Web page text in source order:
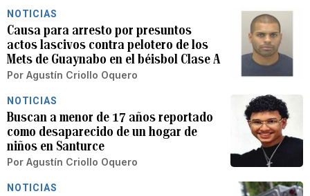
NOTICIAS
Causa para arresto por presuntos
actos lascivos contra pelotero de los
Mets de Guaynabo en el béisbol Clase A
Por Agustín Criollo Oquero
NOTICIAS
Buscan a menor de 17 años reportado
como desaparecido de un hogar de
niños en Santurce
Por Agustín Criollo Oquero
NOTICIAS